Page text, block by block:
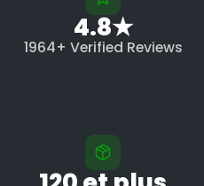
4.8★
1964+ Verified Reviews